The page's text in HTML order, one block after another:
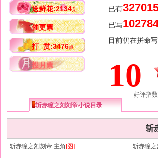
送鲜花:2134朵
催更票
打 赏:3476点
投月票
已有
已写
目前仍在拼命写
10
好评指
斩赤瞳之刻刻帝小说目录
斩
斩赤瞳之刻刻帝 主角 [图] 斩赤瞳